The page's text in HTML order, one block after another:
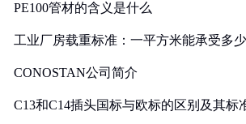
PE100管材的含义是什么
工业厂房载重标准：一平方米能承受多
CONOSTAN公司简介
C13和C14插头国标与欧标的区别及其标